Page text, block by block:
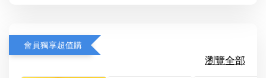
會員獨享超值購
瀏覽全部